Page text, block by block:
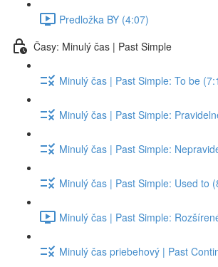
Predložka BY (4:07)
Časy: Minulý čas | Past Simple
Minulý čas | Past Simple: To be
Minulý čas | Past Simple:
Minulý čas | Past Simple:
Minulý čas | Past Simple: Used to
Minulý čas | Past Simple:
Minulý čas priebehový | Past